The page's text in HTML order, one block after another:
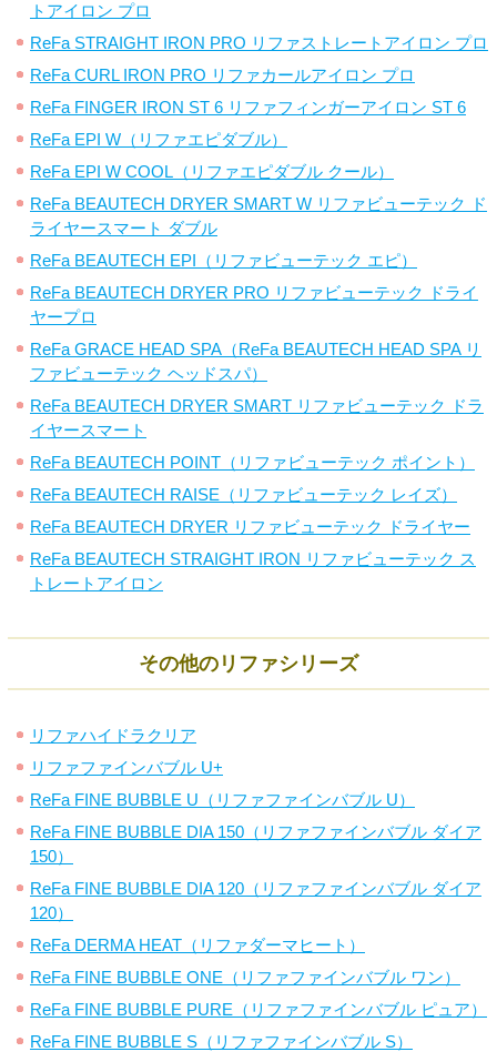
トアイロン プロ
ReFa STRAIGHT IRON PRO リファストレートアイロン プロ
ReFa CURL IRON PRO リファカールアイロン プロ
ReFa FINGER IRON ST 6 リファフィンガーアイロン ST 6
ReFa EPI W（リファエピダブル）
ReFa EPI W COOL（リファエピダブル クール）
ReFa BEAUTECH DRYER SMART W リファビューテック ド
ライヤースマート ダブル
ReFa BEAUTECH EPI（リファビューテック エピ）
ReFa BEAUTECH DRYER PRO リファビューテック ドライ
ヤープロ
ReFa GRACE HEAD SPA（ReFa BEAUTECH HEAD SPA リ
ファビューテック ヘッドスパ）
ReFa BEAUTECH DRYER SMART リファビューテック ドラ
イヤースマート
ReFa BEAUTECH POINT（リファビューテック ポイント）
ReFa BEAUTECH RAISE（リファビューテック レイズ）
ReFa BEAUTECH DRYER リファビューテック ドライヤー
ReFa BEAUTECH STRAIGHT IRON リファビューテック ス
トレートアイロン
その他のリファシリーズ
リファハイドラクリア
リファファインバブル U+
ReFa FINE BUBBLE U（リファファインバブル U）
ReFa FINE BUBBLE DIA 150（リファファインバブル ダイア
150）
ReFa FINE BUBBLE DIA 120（リファファインバブル ダイア
120）
ReFa DERMA HEAT（リファダーマヒート）
ReFa FINE BUBBLE ONE（リファファインバブル ワン）
ReFa FINE BUBBLE PURE（リファファインバブル ピュア）
ReFa FINE BUBBLE S（リファファインバブル S）